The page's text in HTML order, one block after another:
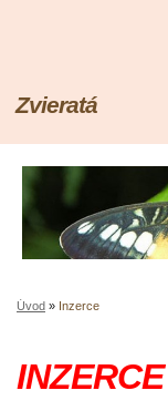
Zvieratá
Úvod » Inzerce
INZERCE